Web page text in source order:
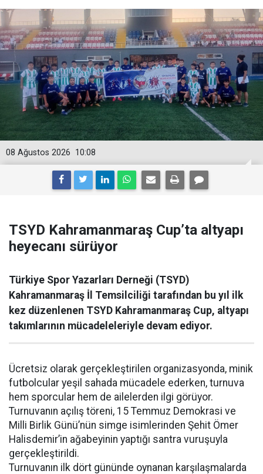
10:08
08 Ağustos 2026
TSYD Kahramanmaraş Cup’ta altyapı
heyecanı sürüyor
Türkiye Spor Yazarları Derneği (TSYD)
Kahramanmaraş İl Temsilciliği tarafından bu yıl ilk
kez düzenlenen TSYD Kahramanmaraş Cup, altyapı
takımlarının mücadeleleriyle devam ediyor.
Ücretsiz olarak gerçekleştirilen organizasyonda, minik
futbolcular yeşil sahada mücadele ederken, turnuva
hem sporcular hem de ailelerden ilgi görüyor.
Turnuvanın açılış töreni, 15 Temmuz Demokrasi ve
Milli Birlik Günü’nün simge isimlerinden Şehit Ömer
Halisdemir’in ağabeyinin yaptığı santra vuruşuyla
gerçekleştirildi.
Turnuvanın ilk dört gününde oynanan karşılaşmalarda